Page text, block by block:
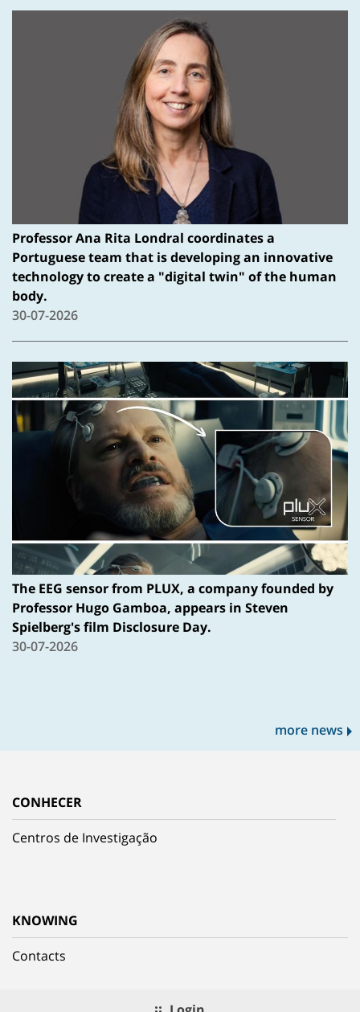
Professor Ana Rita Londral coordinates a
Portuguese team that is developing an innovative
technology to create a "digital twin" of the human
body.
30-07-2026
The EEG sensor from PLUX, a company founded by
Professor Hugo Gamboa, appears in Steven
Spielberg's film Disclosure Day.
30-07-2026
more news
CONHECER
Centros de Investigação
KNOWING
Contacts